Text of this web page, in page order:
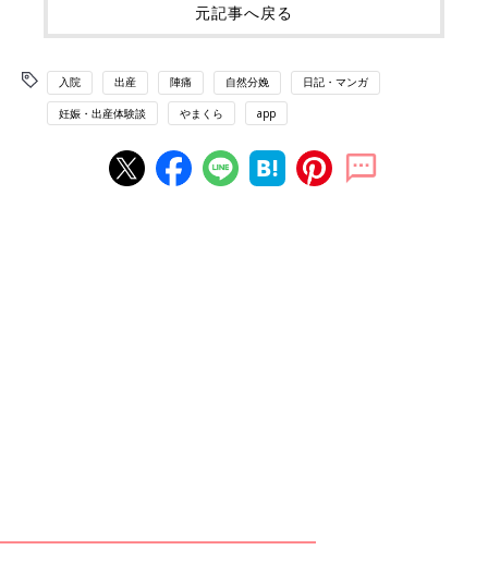
元記事へ戻る
入院 出産 陣痛 自然分娩 日記・マンガ
妊娠・出産体験談 やまくら app